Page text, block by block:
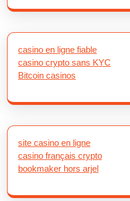
casino en ligne fiable
casino crypto sans KYC
Bitcoin casinos
site casino en ligne
casino français crypto
bookmaker hors arjel